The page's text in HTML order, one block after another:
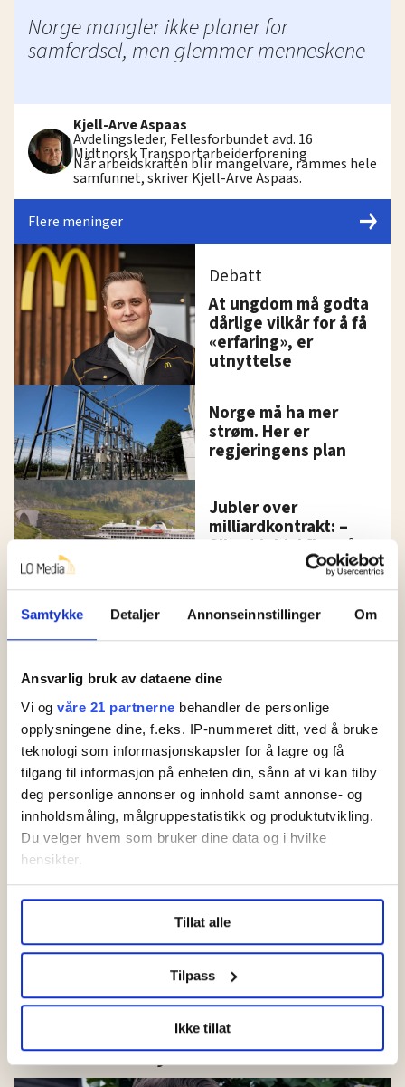
Samtykke Detaljer Annonseinnstillinger Om
Ansvarlig bruk av dataene dine
Vi og våre 21 partnerne behandler de personlige
opplysningene dine, f.eks. IP-nummeret ditt, ved å bruke
teknologi som informasjonskapsler for å lagre og få
tilgang til informasjon på enheten din, sånn at vi kan tilby
deg personlige annonser og innhold samt annonse- og
innholdsmåling, målgruppestatistikk og produktutvikling.
Du velger hvem som bruker dine data og i hvilke
hensikter.
Undermer infokan du lese om hvordan dine personlige
data behandles og hvordan du kan velge hvordan de skal
brukes. Du kan hele tiden endre eller trekke tilbake ditt
samtykke fra erklæringen om informasjonskapsler.
LO Medias publikasjoner frifagbevegelse.no, hk-nytt.no
og fontene.no bruker informasjonskapsler (cookies) for å
lære hvordan våre nettsider blir brukt slik at vi tilby
relevant innhold, tilpassede annonser og utarbeide
Tillat alle
Tilpass
Ikke tillat
Norge mangler ikke planer for
samferdsel, men glemmer menneskene
Kjell-Arve Aspaas
Avdelingsleder, Fellesforbundet avd. 16
Midtnorsk Transportarbeiderforening
Når arbeidskraften blir mangelvare, rammes hele
samfunnet, skriver Kjell-Arve Aspaas.
Flere meninger
Debatt
At ungdom må godta
dårlige vilkår for å få
«erfaring», er
utnyttelse
Norge må ha mer
strøm. Her er
regjeringens plan
Jubler over
milliardkontrakt: –
Sikret jobb i flere år
Hundrevis av ansatte
i Oslo kommune uten
faste oppgaver
Ufør etter
drapstrussel: Ventet
ni år på erstatning
Øker lønna med 73.000: –
Mye mer enn forventet
Nytt om folk